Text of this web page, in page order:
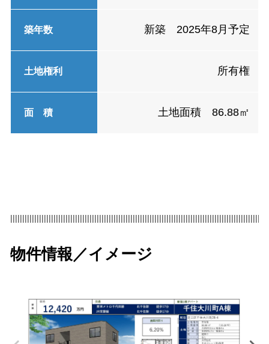
築年数 新築 2025年8月予定
土地権利 所有権
面 積 土地面積 86.88㎡
物件情報／イメージ